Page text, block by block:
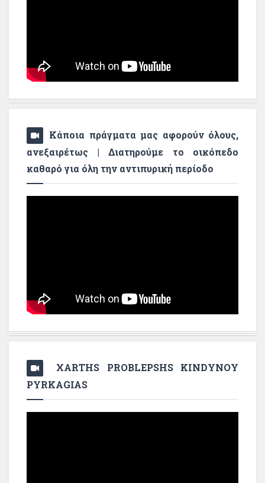
Κάποια πράγματα μας αφορούν όλους,
ανεξαιρέτως | Διατηρούμε το οικόπεδο
καθαρό για όλη την αντιπυρική περίοδο
XARTHS PROBLEPSHS KINDYNOY
PYRKAGIAS